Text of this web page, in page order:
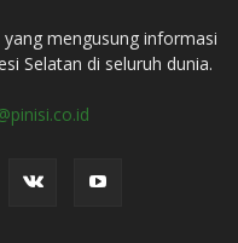
mengusung informasi
Selatan di seluruh dunia.